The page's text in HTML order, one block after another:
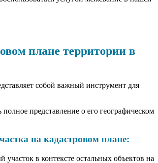
плане территории в
собой важный инструмент для
представление о его географическом
на кадастровом плане:
участок в контексте остальных объектов на